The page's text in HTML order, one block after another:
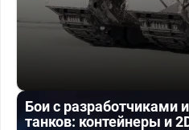
Бои с разработчиками
танков: контейнеры и